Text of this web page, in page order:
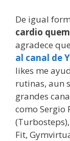
De igual
cardio
agradece
al canal de
likes me
rutinas, aun
grandes
como Sergio
Fit,